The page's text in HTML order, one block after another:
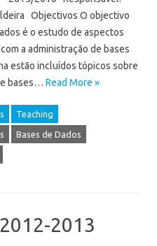
Objectivos O objectivo
é o estudo de aspectos
a administração de bases
estão incluídos tópicos sobre
bases… Read More »
Teaching
Bases de Dados
2013